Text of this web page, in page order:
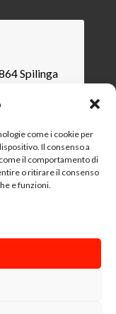
come i cookie per
Il consenso a
il comportamento di
o ritirare il consenso
e funzioni.
Spilinga
340